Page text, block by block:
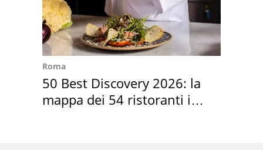
Roma
50 Best Discovery 2026: la
mappa dei 54 ristoranti in